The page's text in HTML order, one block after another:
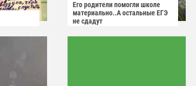
Его родители помогли школе
материально..А остальные ЕГЭ
не сдадут